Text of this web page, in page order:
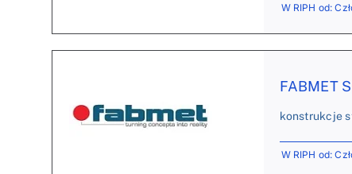
W RIPH od:
FABMET
konstrukcje
W RIPH od: